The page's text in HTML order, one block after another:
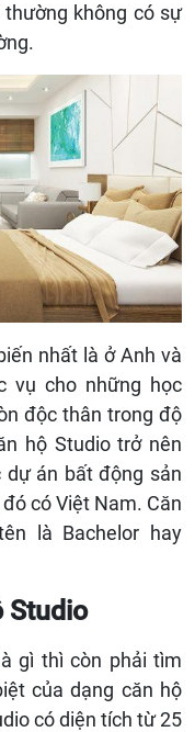
không có sự
nhất là ở Anh và
vụ cho những học
độc thân trong độ
hộ Studio trở nên
dự án bất động sản
có Việt Nam. Căn
là Bachelor hay
Studio
gì thì còn phải tìm
của dạng căn hộ
có diện tích từ 25